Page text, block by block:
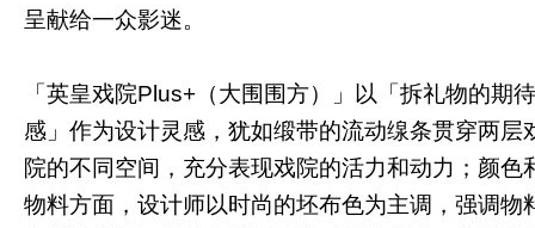
呈献给一众影迷。
「英皇戏院Plus+（大围围方）」以「拆礼物的期待
感」作为设计灵感，犹如缎带的流动缐条贯穿两层
院的不同空间，充分表现戏院的活力和动力；颜色
物料方面，设计师以时尚的坯布色为主调，强调物